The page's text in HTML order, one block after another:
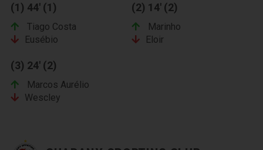
(1) 44' (1)
Tiago Costa
Eusébio
(2) 14' (2)
Marinho
Eloir
(3) 24' (2)
Marcos Aurélio
Wescley